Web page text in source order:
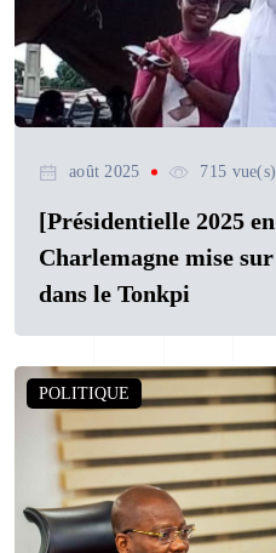
août 2025 715 vue(s)
[Présidentielle 2025
Charlemagne mise
dans le Tonkpi
POLITIQUE